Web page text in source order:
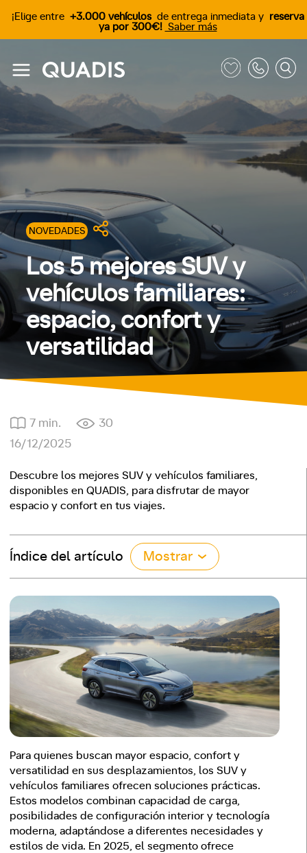
¡Elige entre +3.000 vehículos de entrega inmediata y reserva
ya por 300€! Saber más
NOVEDADES
Los 5 mejores SUV y
vehículos familiares:
espacio, confort y
versatilidad
16/12/2025
7 min. 30
Descubre los mejores SUV y vehículos familiares,
disponibles en QUADIS, para disfrutar de mayor
espacio y confort en tus viajes.
Índice del artículo Mostrar
Para quienes buscan mayor espacio, confort y
versatilidad en sus desplazamientos, los SUV y
vehículos familiares ofrecen soluciones prácticas.
Estos modelos combinan capacidad de carga,
posibilidades de configuración interior y tecnología
moderna, adaptándose a diferentes necesidades y
estilos de vida. En 2025, el segmento ofrece